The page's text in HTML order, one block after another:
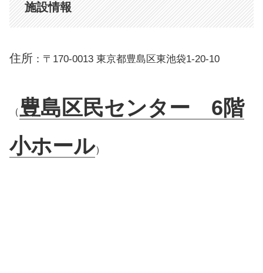
施設情報
住所 ：〒170-0013 東京都豊島区東池袋1-20-10
（ 豊島区民センター 6階
小ホール）